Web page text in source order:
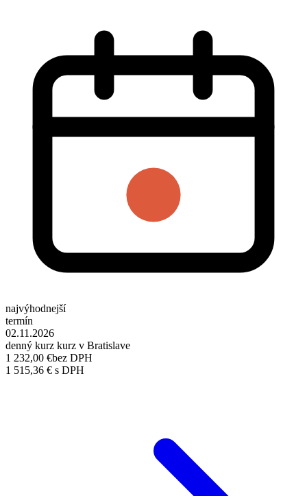
najvýhodnejší
termín
02.11.2026
denný kurz kurz v Bratislave
1 232,00 €bez DPH
1 515,36 € s DPH